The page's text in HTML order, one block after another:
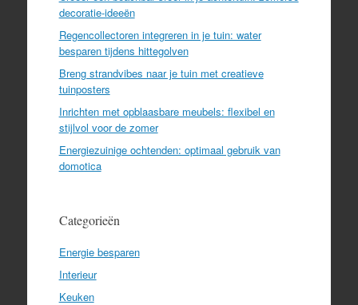
decoratie-ideeën
Regencollectoren integreren in je tuin: water
besparen tijdens hittegolven
Breng strandvibes naar je tuin met creatieve
tuinposters
Inrichten met opblaasbare meubels: flexibel en
stijlvol voor de zomer
Energiezuinige ochtenden: optimaal gebruik van
domotica
Categorieën
Energie besparen
Interieur
Keuken